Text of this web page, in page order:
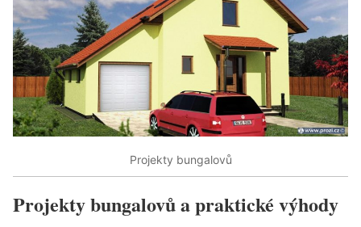
Projekty bungalovů
Projekty bungalovů a praktické výhody